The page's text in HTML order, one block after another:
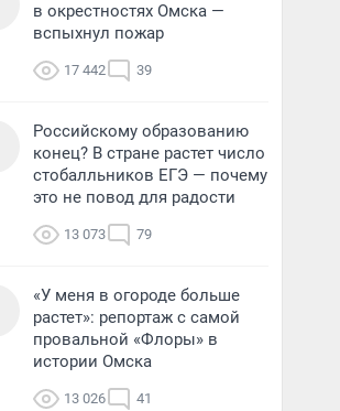
в окрестностях Омска —
вспыхнул пожар
17 442 39
Российскому образованию
конец? В стране растет число
стобалльников ЕГЭ — почему
это не повод для радости
13 073 79
«У меня в огороде больше
растет»: репортаж с самой
провальной «Флоры» в
истории Омска
13 026 41